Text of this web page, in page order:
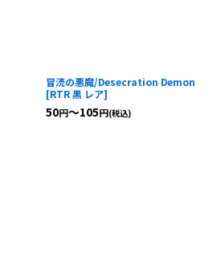
冒涜の悪魔/Desecration Demon
[RTR 黒 レア]
50円～105円(税込)